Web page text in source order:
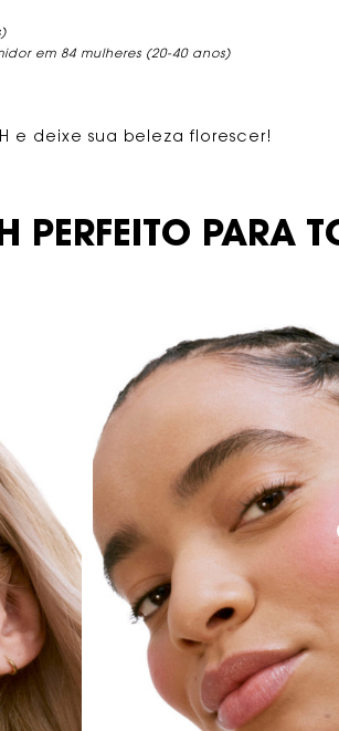
em 84 mulheres (20-40 anos)
e deixe sua beleza florescer!
PERFEITO PARA